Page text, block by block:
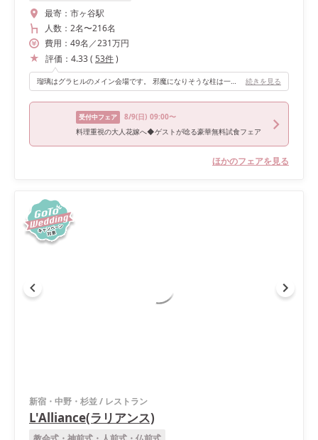
最寄： 市ヶ谷駅
人数： 2名〜216名
費用： 49名 ／231万円
評価： 4.33( 53件)
瑠璃はグラヒルのメイン会場です。 邪魔になりそうな柱は一切ないので、高砂からゲストみんなの顔が見えました。 そして天井が高く、豪華なシャンデリアがあるので、実際よりも広く感じます。 高齢のゲストにも、立派な会場だねと言ってもらえました。 続きを見る
受付中フェア 8/9(日) 09:00〜
料理重視の大人花嫁へ◆ゲストが唸る豪華無料試食フェア
ほかのフェアを見る
新宿・中野・杉並/ レストラン
L'Alliance(ラリアンス)